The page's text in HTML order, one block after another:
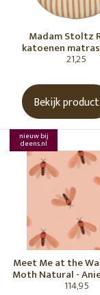
Madam Stoltz
katoenen
Gebroken wit,
21,25
Bekijk product
nieuw bij
deens.nl
Meet Me at the
Moth Natural -
114,95